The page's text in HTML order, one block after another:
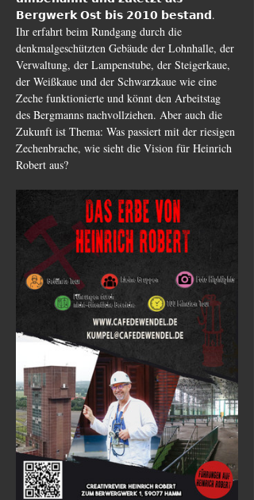
𝗕𝗲𝗿𝗴𝘄𝗲𝗿𝗸 𝗢𝘀𝘁 𝗯𝗶𝘀 𝟮𝟬𝟭𝟬 𝗯𝗲𝘀𝘁𝗮𝗻𝗱.
Ihr erfahrt beim Rundgang durch die
denkmalgeschützten Gebäude der Lohnhalle, der
Verwaltung, der Lampenstube, der Steigerkaue,
der Weißkaue und der Schwarzkaue wie eine
Zeche funktionierte und könnt den Arbeitstag
des Bergmanns nachvollziehen. Aber auch die
Zukunft ist Thema: Was passiert mit der riesigen
Zechenbrache, wie sieht die Vision für Heinrich
Robert aus?